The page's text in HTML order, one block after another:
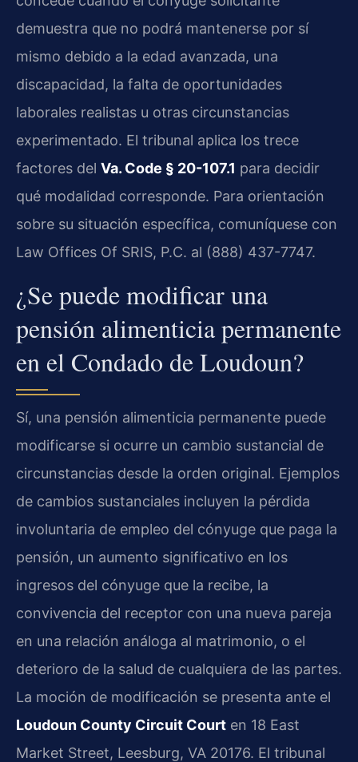
demuestra que no podrá mantenerse por sí
mismo debido a la edad avanzada, una
discapacidad, la falta de oportunidades
laborales realistas u otras circunstancias
experimentado. El tribunal aplica los trece
factores del Va. Code § 20-107.1 para decidir
qué modalidad corresponde. Para orientación
sobre su situación específica, comuníquese con
Law Offices Of SRIS, P.C. al (888) 437-7747.
¿Se puede modificar una
pensión alimenticia permanente
en el Condado de Loudoun?
Sí, una pensión alimenticia permanente puede
modificarse si ocurre un cambio sustancial de
circunstancias desde la orden original. Ejemplos
de cambios sustanciales incluyen la pérdida
involuntaria de empleo del cónyuge que paga la
pensión, un aumento significativo en los
ingresos del cónyuge que la recibe, la
convivencia del receptor con una nueva pareja
en una relación análoga al matrimonio, o el
deterioro de la salud de cualquiera de las partes.
La moción de modificación se presenta ante el
Loudoun County Circuit Court en 18 East
Market Street, Leesburg, VA 20176. El tribunal